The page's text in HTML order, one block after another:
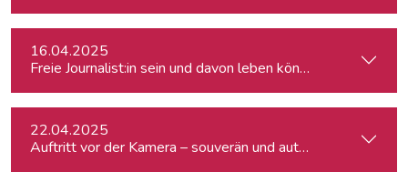
16.04.2025
Freie Journalist:in sein und davon leben können: So geht's
22.04.2025
Auftritt vor der Kamera – souverän und authentisch